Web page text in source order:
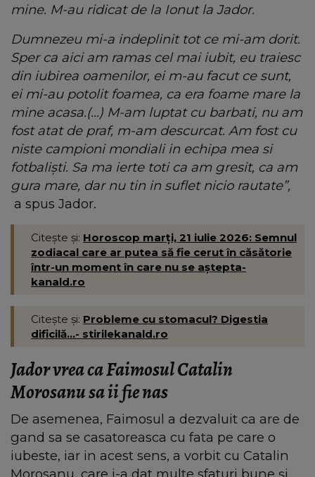
mine. M-au ridicat de la Ionut la Jador.
Dumnezeu mi-a indeplinit tot ce mi-am dorit.
Sper ca aici am ramas cel mai iubit, eu traiesc
din iubirea oamenilor, ei m-au facut ce sunt,
ei mi-au potolit foamea, ca era foame mare la
mine acasa.(...) M-am luptat cu barbati, nu am
fost atat de praf, m-am descurcat. Am fost cu
niste campioni mondiali in echipa mea si
fotbaliști. Sa ma ierte toti ca am gresit, ca am
gura mare, dar nu tin in suflet nicio rautate”,
a spus Jador.
Citește și: Horoscop marți, 21 iulie 2026: Semnul
zodiacal care ar putea să fie cerut în căsătorie
într-un moment în care nu se aștepta-
kanald.ro
Citește și: Probleme cu stomacul? Digestia
dificilă...- stirilekanald.ro
Jador vrea ca Faimosul Catalin
Morosanu sa ii fie nas
De asemenea, Faimosul a dezvaluit ca are de
gand sa se casatoreasca cu fata pe care o
iubeste, iar in acest sens, a vorbit cu Catalin